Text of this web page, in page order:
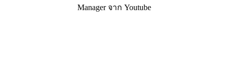
Manager จาก Youtube